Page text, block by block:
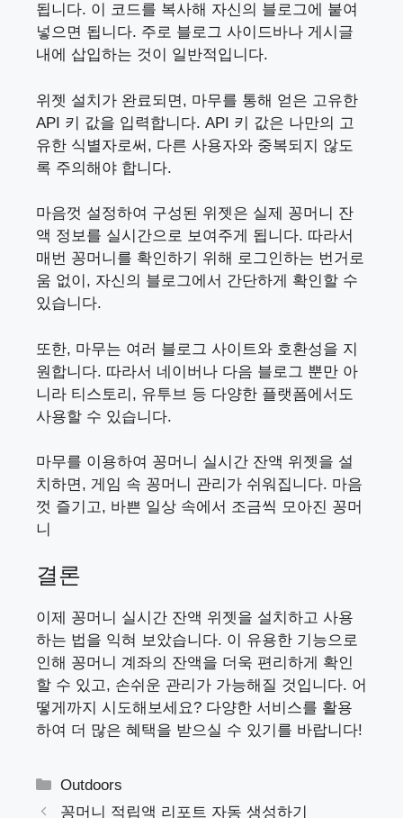
됩니다. 이 코드를 복사해 자신의 블로그에 붙여
넣으면 됩니다. 주로 블로그 사이드바나 게시글
내에 삽입하는 것이 일반적입니다.
위젯 설치가 완료되면, 마무를 통해 얻은 고유한
API 키 값을 입력합니다. API 키 값은 나만의 고
유한 식별자로써, 다른 사용자와 중복되지 않도
록 주의해야 합니다.
마음껏 설정하여 구성된 위젯은 실제 꽁머니 잔
액 정보를 실시간으로 보여주게 됩니다. 따라서
매번 꽁머니를 확인하기 위해 로그인하는 번거로
움 없이, 자신의 블로그에서 간단하게 확인할 수
있습니다.
또한, 마무는 여러 블로그 사이트와 호환성을 지
원합니다. 따라서 네이버나 다음 블로그 뿐만 아
니라 티스토리, 유투브 등 다양한 플랫폼에서도
사용할 수 있습니다.
마무를 이용하여 꽁머니 실시간 잔액 위젯을 설
치하면, 게임 속 꽁머니 관리가 쉬워집니다. 마음
껏 즐기고, 바쁜 일상 속에서 조금씩 모아진 꽁머
니
결론
이제 꽁머니 실시간 잔액 위젯을 설치하고 사용
하는 법을 익혀 보았습니다. 이 유용한 기능으로
인해 꽁머니 계좌의 잔액을 더욱 편리하게 확인
할 수 있고, 손쉬운 관리가 가능해질 것입니다. 어
떻게까지 시도해보세요? 다양한 서비스를 활용
하여 더 많은 혜택을 받으실 수 있기를 바랍니다!
카
테
Outdoors
꽁머니 적립액 리포트 자동 생성하기